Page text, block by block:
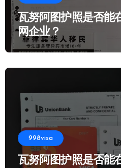
瓦努阿图护照是否能
网企业？
998visa
瓦努阿图护照是否能